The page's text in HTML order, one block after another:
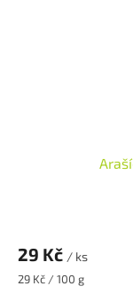
29 Kč / ks
Měrná
29 Kč / 100 g